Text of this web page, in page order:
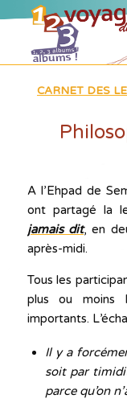
CARNET DES
A l’Ehpad de
ont partagé la
jamais dit, en
après-midi.
Tous les
plus ou moins
importants.
Il y a
soit par
parce qu’on